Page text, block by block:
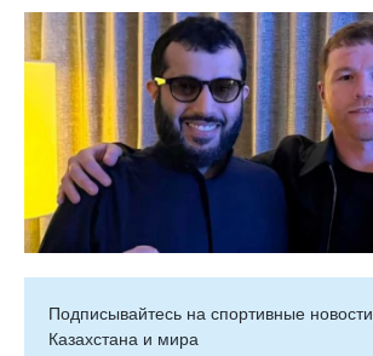
Подписывайтесь на cпортивные новости
Казахстана и мира